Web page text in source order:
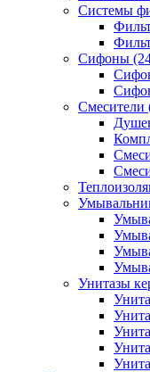
Системы
Сифоны
Смесители
Унитазы